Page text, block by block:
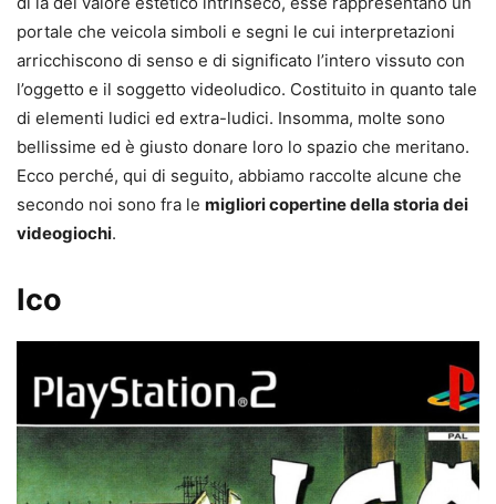
portale che veicola simboli e segni le cui interpretazioni
arricchiscono di senso e di significato l’intero vissuto con
l’oggetto e il soggetto videoludico. Costituito in quanto tale
di elementi ludici ed extra-ludici. Insomma, molte sono
bellissime ed è giusto donare loro lo spazio che meritano.
Ecco perché, qui di seguito, abbiamo raccolte alcune che
secondo noi sono fra le migliori copertine della storia dei
videogiochi.
Ico